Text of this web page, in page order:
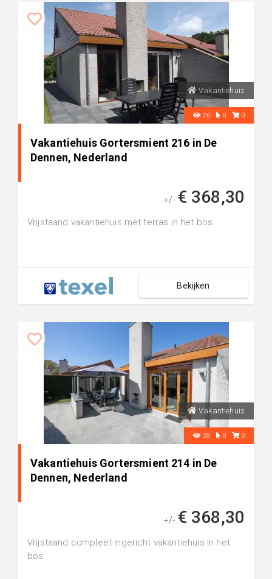
Vakantiehuis
26 0 0
Vakantiehuis Gortersmient 216 in De
Dennen, Nederland
+/- € 368,30
Vrijstaand vakantiehuis met terras in het bos
Bekijken
Vakantiehuis
28 0 0
Vakantiehuis Gortersmient 214 in De
Dennen, Nederland
+/- € 368,30
Vrijstaand compleet ingericht vakantiehuis in het
bos